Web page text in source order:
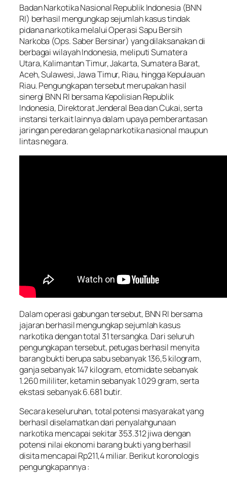
Badan Narkotika Nasional Republik Indonesia (BNN
RI) berhasil mengungkap sejumlah kasus tindak
pidana narkotika melalui Operasi Sapu Bersih
Narkoba (Ops. Saber Bersinar) yang dilaksanakan di
berbagai wilayah Indonesia, meliputi Sumatera
Utara, Kalimantan Timur, Jakarta, Sumatera Barat,
Aceh, Sulawesi, Jawa Timur, Riau, hingga Kepulauan
Riau. Pengungkapan tersebut merupakan hasil
sinergi BNN RI bersama Kepolisian Republik
Indonesia, Direktorat Jenderal Bea dan Cukai, serta
instansi terkait lainnya dalam upaya pemberantasan
jaringan peredaran gelap narkotika nasional maupun
lintas negara.
Dalam operasi gabungan tersebut, BNN RI bersama
jajaran berhasil mengungkap sejumlah kasus
narkotika dengan total 31 tersangka. Dari seluruh
pengungkapan tersebut, petugas berhasil menyita
barang bukti berupa sabu sebanyak 136,5 kilogram,
ganja sebanyak 147 kilogram, etomidate sebanyak
1.260 mililiter, ketamin sebanyak 1.029 gram, serta
ekstasi sebanyak 6.681 butir.
Secara keseluruhan, total potensi masyarakat yang
berhasil diselamatkan dari penyalahgunaan
narkotika mencapai sekitar 353.312 jiwa dengan
potensi nilai ekonomi barang bukti yang berhasil
disita mencapai Rp211,4 miliar. Berikut koronologis
pengungkapannya :